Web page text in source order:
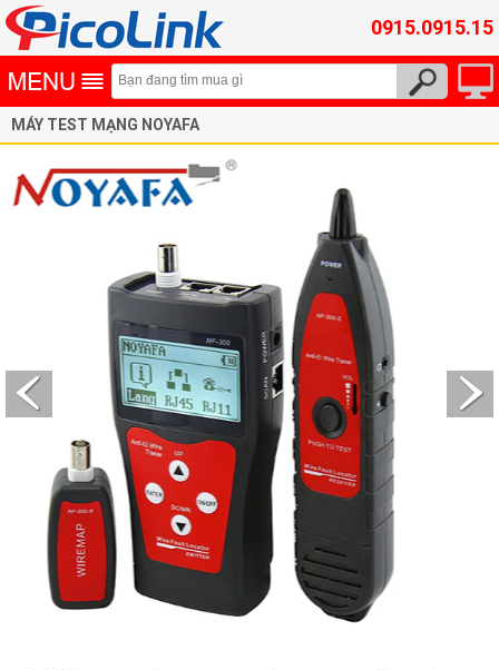
0915.0915.15
MÁY TEST MẠNG NOYAFA